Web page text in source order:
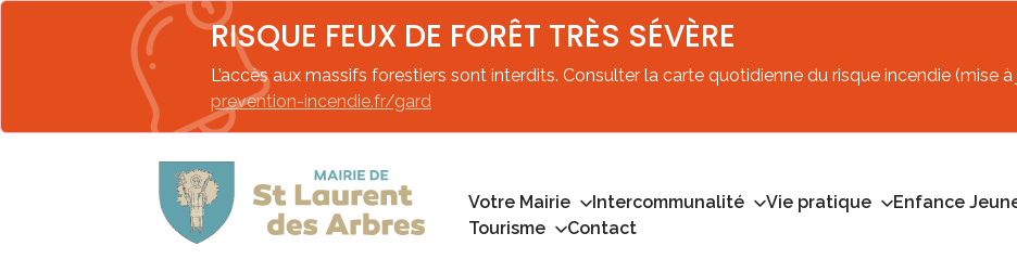
RISQUE FEUX DE FORÊT TRÈS SÉVÈRE
L’accès aux massifs forestiers sont interdits. Consulter la carte quotidienne du risque incendie (mise à
prevention-incendie.fr/gard
Votre Mairie Intercommunalité Vie pratique Enfance
Tourisme
Contact